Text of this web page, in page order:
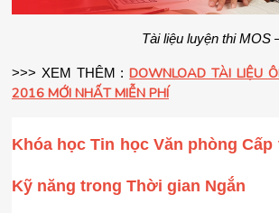
Tài liệu luyện thi MOS
>>> XEM THÊM : DOWNLOAD TÀI LIỆU
2016 MỚI NHẤT MIỄN PHÍ
Khóa học Tin học Văn phòng
Kỹ năng trong Thời gian Ngắn